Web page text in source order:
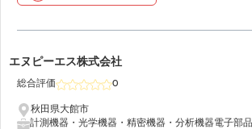
16
エヌピーエス株式会社
総合評価 0
秋田県大館市
計測機器・光学機器・精密機器・分析機器電子部品